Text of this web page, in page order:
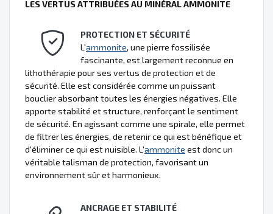
LES VERTUS ATTRIBUÉES AU MINÉRAL AMMONITE
PROTECTION ET SÉCURITÉ
L'ammonite, une pierre fossilisée
fascinante, est largement reconnue en
lithothérapie pour ses vertus de protection et de
sécurité. Elle est considérée comme un puissant
bouclier absorbant toutes les énergies négatives. Elle
apporte stabilité et structure, renforçant le sentiment
de sécurité. En agissant comme une spirale, elle permet
de filtrer les énergies, de retenir ce qui est bénéfique et
d'éliminer ce qui est nuisible. L'ammonite est donc un
véritable talisman de protection, favorisant un
environnement sûr et harmonieux.
ANCRAGE ET STABILITÉ